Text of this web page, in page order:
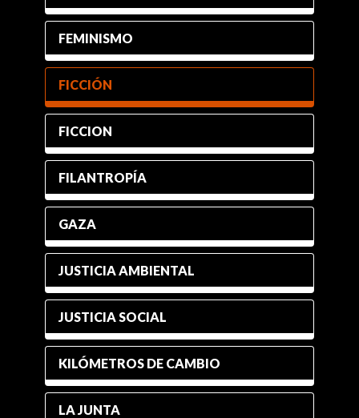
FEMINISMO
FICCIÓN
FICCION
FILANTROPÍA
GAZA
JUSTICIA AMBIENTAL
JUSTICIA SOCIAL
KILÓMETROS DE CAMBIO
LA JUNTA